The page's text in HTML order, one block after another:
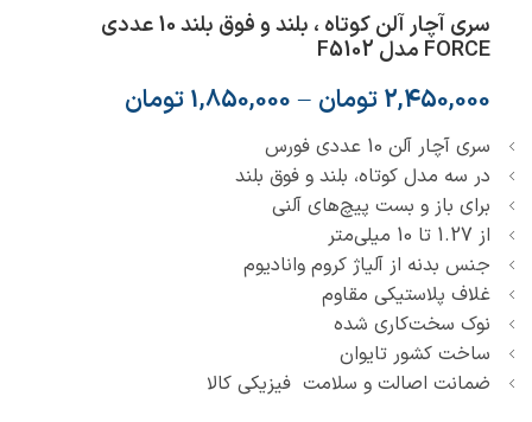
سری آچار آلن کوتاه ، بلند و فوق بلند 10 عددی
FORCE مدل F5102
2,450,000تومان –
1,850,000تومان
سری آچار آلن 10 عددی فورس
در سه مدل کوتاه، بلند و فوق بلند
برای باز و بست پیچ‌های آلنی
از 1.27 تا 10 میلی‌متر
جنس بدنه از آلیاژ کروم وانادیوم
غلاف پلاستیکی مقاوم
نوک سخت‌کاری شده
ساخت کشور تایوان
ضمانت اصالت و سلامت فیزیکی کالا